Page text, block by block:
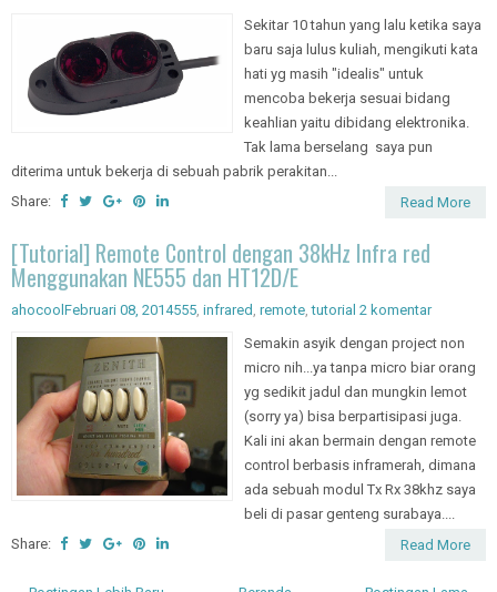
,
1 komentar
Sekitar 10 tahun yang lalu ketika saya
baru saja lulus kuliah, mengikuti kata
hati yg masih "idealis" untuk
mencoba bekerja sesuai bidang
keahlian yaitu dibidang elektronika.
Tak lama berselang saya pun
diterima untuk bekerja di sebuah pabrik perakitan...
[Tutorial] Remote Control dengan 38kHz Infra red
Menggunakan NE555 dan HT12D/E
ahocoolFebruari 08, 2014555,infrared remote tutorial
Semakin asyik dengan project non
micro nih...ya tanpa micro biar orang
yg sedikit jadul dan mungkin lemot
(sorry ya) bisa berpartisipasi juga.
Kali ini akan bermain dengan remote
control berbasis inframerah, dimana
ada sebuah modul Tx Rx 38khz saya
beli di pasar genteng surabaya....